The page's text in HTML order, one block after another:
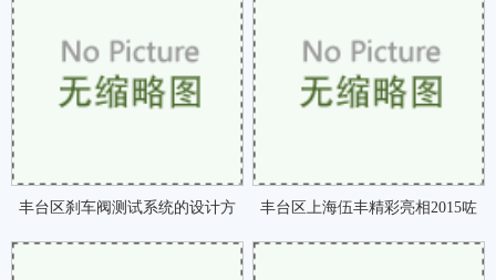
丰台区刹车阀测试系统的设计方 丰台区上海伍丰精彩亮相2015咗